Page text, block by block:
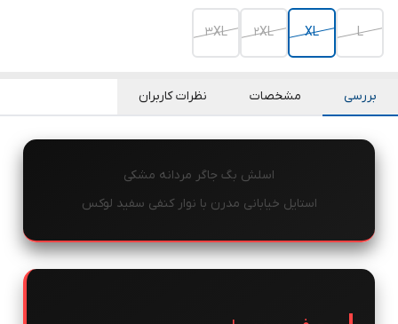
L
XL
2XL
3XL
بررسی مشخصات نظرات کاربران
اسلش بگ جاگر مردانه مشکی
استایل خیابانی مدرن با نوار کنفی سفید لوکس